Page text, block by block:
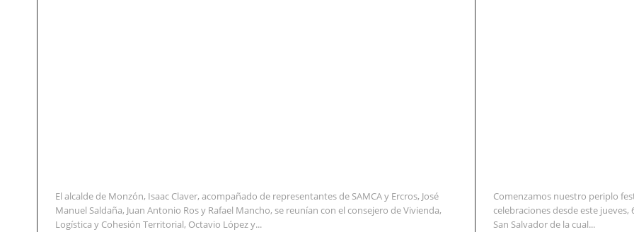
El alcalde de Monzón, Isaac Claver, acompañado de representantes de SAMCA y Ercros, José
Manuel Saldaña, Juan Antonio Ros y Rafael Mancho, se reunían con el consejero de Vivienda,
Logística y Cohesión Territorial, Octavio López y...
Comenzamos nuestro periplo
celebraciones desde este
San Salvador de la cual...